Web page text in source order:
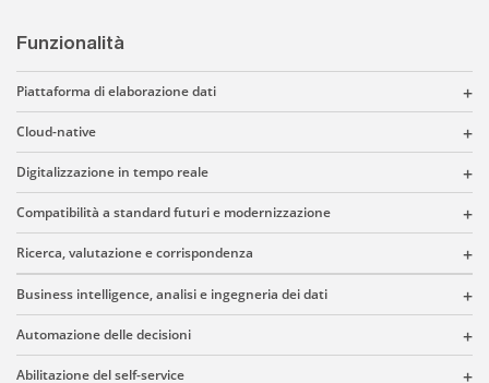
Funzionalità
Piattaforma di elaborazione dati
Cloud-native
Digitalizzazione in tempo reale
Compatibilità a standard futuri e modernizzazione
Ricerca, valutazione e corrispondenza
Business intelligence, analisi e ingegneria dei dati
Automazione delle decisioni
Abilitazione del self-service